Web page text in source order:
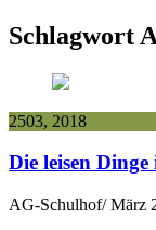
Schlagwort
2503, 2018
Die leisen
AG-Schulhof/ März